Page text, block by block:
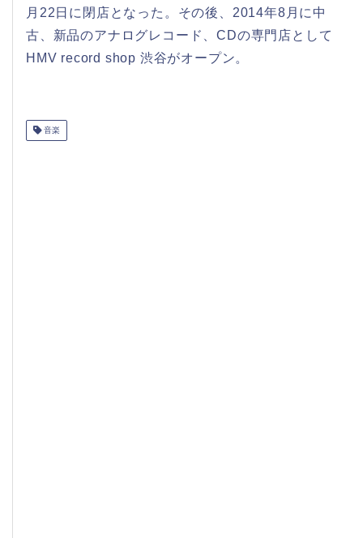
月22日に閉店となった。その後、2014年8月に中
古、新品のアナログレコード、CDの専門店として
HMV record shop 渋谷がオープン。
音楽